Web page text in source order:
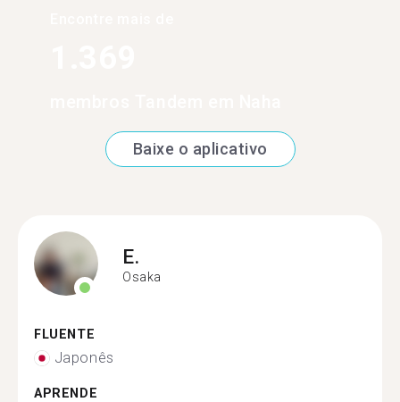
Baixe o aplicativo
E.
Osaka
FLUENTE
Japonês
APRENDE